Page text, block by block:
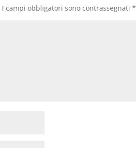
I campi obbligatori sono contrassegnati*